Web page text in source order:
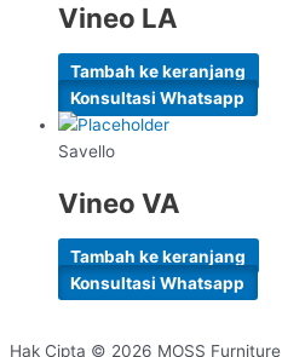
Vineo LA
Tambah ke keranjang
Konsultasi Whatsapp
Savello
Vineo VA
Tambah ke keranjang
Konsultasi Whatsapp
Hak Cipta © 2026 MOSS Furniture